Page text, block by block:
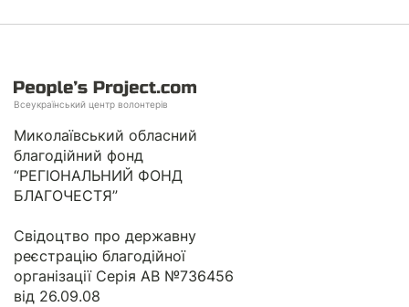
Всеукраїнський центр волонтерів
Миколаївський обласний
благодійний фонд
“РЕГІОНАЛЬНИЙ ФОНД
БЛАГОЧЕСТЯ”
Свідоцтво про державну
реєстрацію благодійної
організації Серія АВ №736456
від 26.09.08